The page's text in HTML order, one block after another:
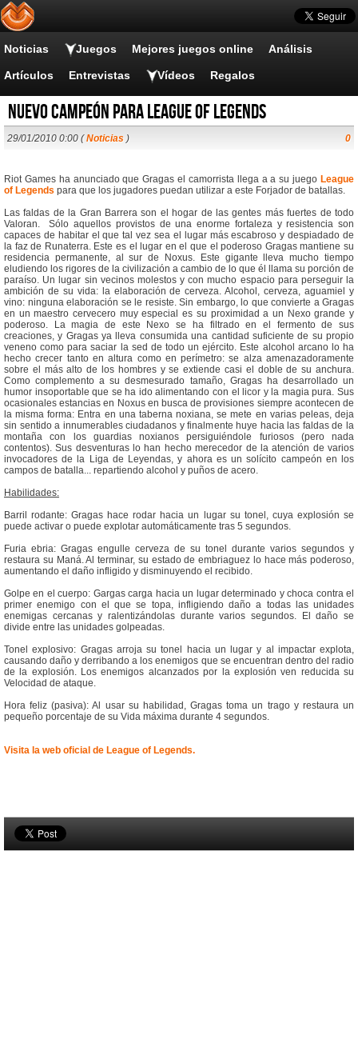
Noticias Juegos Mejores juegos online Análisis
Artículos Entrevistas Vídeos Regalos
Nuevo campeón para League of Legends
29/01/2010 0:00 (Noticias ) 0
Riot Games ha anunciado que Gragas el camorrista llega a a su juego League
of Legends para que los jugadores puedan utilizar a este Forjador de batallas.
Las faldas de la Gran Barrera son el hogar de las gentes más fuertes de todo
Valoran. Sólo aquellos provistos de una enorme fortaleza y resistencia son
capaces de habitar el que tal vez sea el lugar más escabroso y despiadado de
la faz de Runaterra. Este es el lugar en el que el poderoso Gragas mantiene su
residencia permanente, al sur de Noxus. Este gigante lleva mucho tiempo
eludiendo los rigores de la civilización a cambio de lo que él llama su porción de
paraíso. Un lugar sin vecinos molestos y con mucho espacio para perseguir la
ambición de su vida: la elaboración de cerveza. Alcohol, cerveza, aguamiel y
vino: ninguna elaboración se le resiste. Sin embargo, lo que convierte a Gragas
en un maestro cervecero muy especial es su proximidad a un Nexo grande y
poderoso. La magia de este Nexo se ha filtrado en el fermento de sus
creaciones, y Gragas ya lleva consumida una cantidad suficiente de su propio
veneno como para saciar la sed de todo un ejército. Este alcohol arcano lo ha
hecho crecer tanto en altura como en perímetro: se alza amenazadoramente
sobre el más alto de los hombres y se extiende casi el doble de su anchura.
Como complemento a su desmesurado tamaño, Gragas ha desarrollado un
humor insoportable que se ha ido alimentando con el licor y la magia pura. Sus
ocasionales estancias en Noxus en busca de provisiones siempre acontecen de
la misma forma: Entra en una taberna noxiana, se mete en varias peleas, deja
sin sentido a innumerables ciudadanos y finalmente huye hacia las faldas de la
montaña con los guardias noxianos persiguiéndole furiosos (pero nada
contentos). Sus desventuras lo han hecho merecedor de la atención de varios
invocadores de la Liga de Leyendas, y ahora es un solícito campeón en los
campos de batalla... repartiendo alcohol y puños de acero.
Habilidades:
Barril rodante: Gragas hace rodar hacia un lugar su tonel, cuya explosión se
puede activar o puede explotar automáticamente tras 5 segundos.
Furia ebria: Gragas engulle cerveza de su tonel durante varios segundos y
restaura su Maná. Al terminar, su estado de embriaguez lo hace más poderoso,
aumentando el daño infligido y disminuyendo el recibido.
Golpe en el cuerpo: Gargas carga hacia un lugar determinado y choca contra el
primer enemigo con el que se topa, infligiendo daño a todas las unidades
enemigas cercanas y ralentizándolas durante varios segundos. El daño se
divide entre las unidades golpeadas.
Tonel explosivo: Gragas arroja su tonel hacia un lugar y al impactar explota,
causando daño y derribando a los enemigos que se encuentran dentro del radio
de la explosión. Los enemigos alcanzados por la explosión ven reducida su
Velocidad de ataque.
Hora feliz (pasiva): Al usar su habilidad, Gragas toma un trago y restaura un
pequeño porcentaje de su Vida máxima durante 4 segundos.
Visita la web oficial de League of Legends.